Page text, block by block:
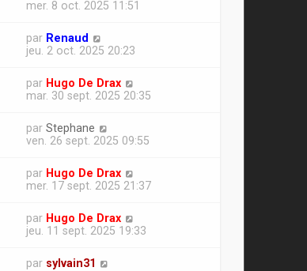
mer. 8 oct. 2025 11:51
par Renaud
jeu. 2 oct. 2025 20:23
par Hugo De Drax
mar. 30 sept. 2025 20:35
par Stephane
ven. 26 sept. 2025 09:55
par Hugo De Drax
mer. 17 sept. 2025 21:37
par Hugo De Drax
jeu. 11 sept. 2025 19:33
par sylvain31